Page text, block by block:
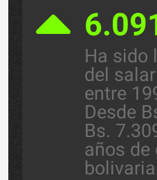
Ha sido
del
entre
Desde
Bs.
años de